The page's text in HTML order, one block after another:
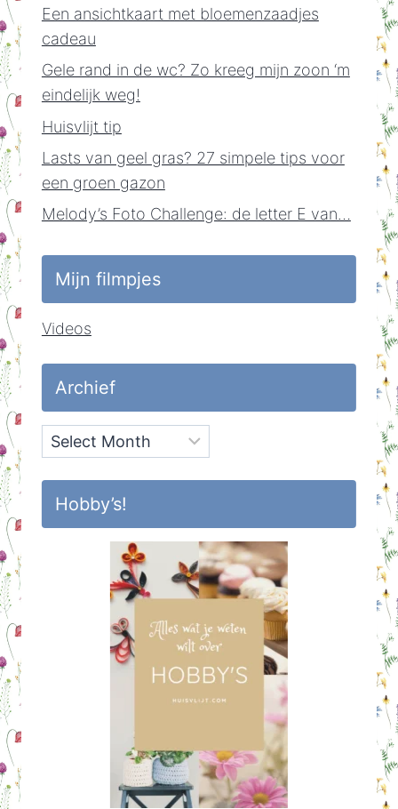
Een ansichtkaart met bloemenzaadjes
cadeau
Gele rand in de wc? Zo kreeg mijn zoon ‘m
eindelijk weg!
Huisvlijt tip
Lasts van geel gras? 27 simpele tips voor
een groen gazon
Melody’s Foto Challenge: de letter E van…
Mijn filmpjes
Videos
Archief
Archief
Hobby’s!